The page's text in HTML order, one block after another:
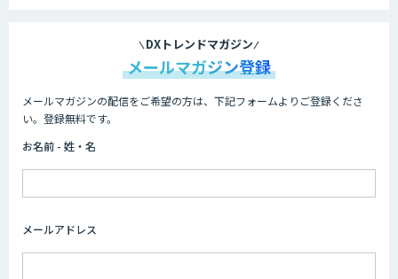
DXトレンドマガジン
メールマガジン登録
メールマガジンの配信をご希望の方は、下記フォームよりご登録くださ
い。登録無料です。
お名前 - 姓・名
メールアドレス